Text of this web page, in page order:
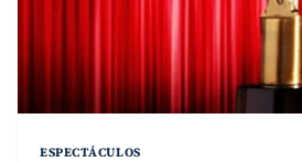
ESPECTÁCULOS